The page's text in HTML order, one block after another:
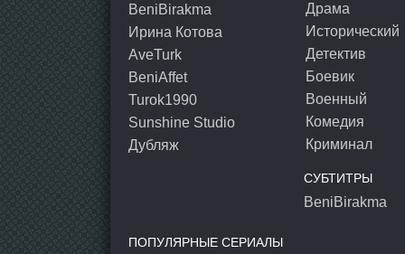
BeniBirakma
Ирина Котова
AveTurk
BeniAffet
Turok1990
Sunshine Studio
Дубляж
Драма
Исторический
Детектив
Боевик
Военный
Комедия
Криминал
СУБТИТРЫ
BeniBirakma
ПОПУЛЯРНЫЕ СЕРИАЛЫ